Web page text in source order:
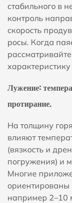
стабильного в
контроль
скорость
росы. Когда
Лужение:
протирание.
На толщину
влияют
(вязкость и
погружения) и
Многие
например 2–10